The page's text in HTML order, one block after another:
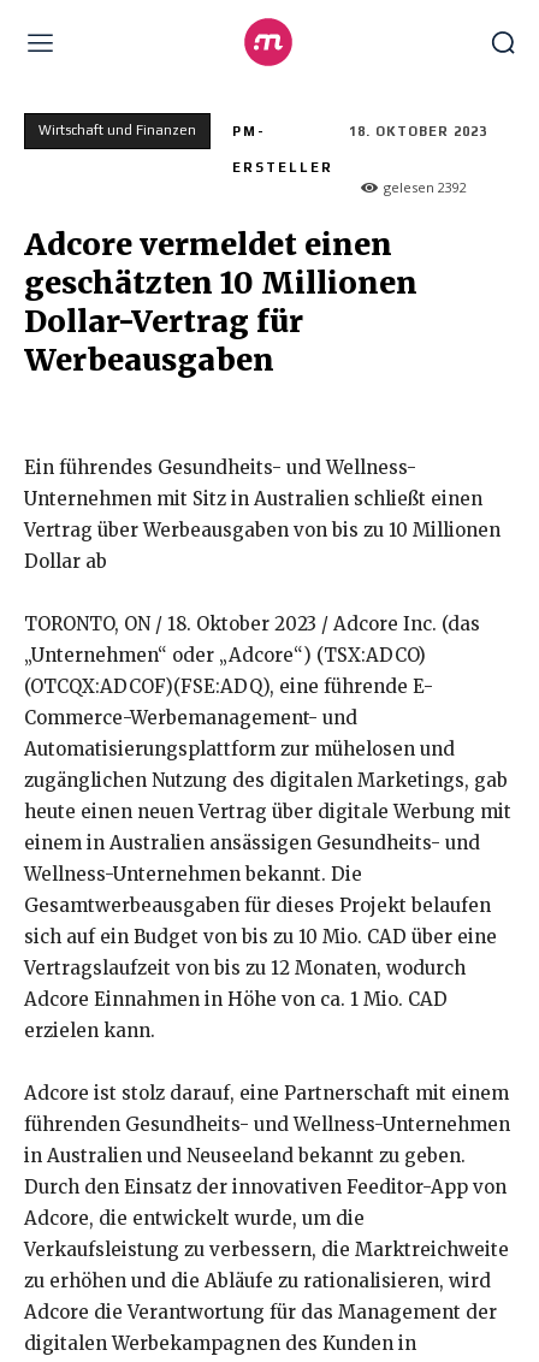
Wirtschaft und Finanzen PM-
ERSTELLER
18. OKTOBER 2023
gelesen 2392
Adcore vermeldet einen
geschätzten 10 Millionen
Dollar-Vertrag für
Werbeausgaben
Ein führendes Gesundheits- und Wellness-
Unternehmen mit Sitz in Australien schließt einen
Vertrag über Werbeausgaben von bis zu 10 Millionen
Dollar ab
TORONTO, ON / 18. Oktober 2023 / Adcore Inc. (das
„Unternehmen“ oder „Adcore“) (TSX:ADCO)
(OTCQX:ADCOF)(FSE:ADQ), eine führende E-
Commerce-Werbemanagement- und
Automatisierungsplattform zur mühelosen und
zugänglichen Nutzung des digitalen Marketings, gab
heute einen neuen Vertrag über digitale Werbung mit
einem in Australien ansässigen Gesundheits- und
Wellness-Unternehmen bekannt. Die
Gesamtwerbeausgaben für dieses Projekt belaufen
sich auf ein Budget von bis zu 10 Mio. CAD über eine
Vertragslaufzeit von bis zu 12 Monaten, wodurch
Adcore Einnahmen in Höhe von ca. 1 Mio. CAD
erzielen kann.
Adcore ist stolz darauf, eine Partnerschaft mit einem
führenden Gesundheits- und Wellness-Unternehmen
in Australien und Neuseeland bekannt zu geben.
Durch den Einsatz der innovativen Feeditor-App von
Adcore, die entwickelt wurde, um die
Verkaufsleistung zu verbessern, die Marktreichweite
zu erhöhen und die Abläufe zu rationalisieren, wird
Adcore die Verantwortung für das Management der
digitalen Werbekampagnen des Kunden in